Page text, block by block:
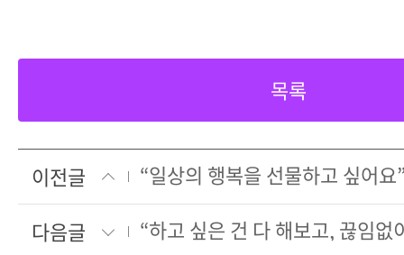
목록
이전글
다음글